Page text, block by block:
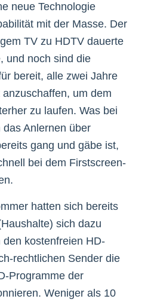
neue Technologie
mit der Masse. Der
TV zu HDTV dauerte
und noch sind die
bereit, alle zwei Jahre
um dem
zu laufen. Was bei
Anlernen über
gang und gäbe ist,
bei dem Firstscreen-
hatten sich bereits
sich dazu
kostenfreien HD-
rechtlichen Sender die
Programme der
Weniger als 10